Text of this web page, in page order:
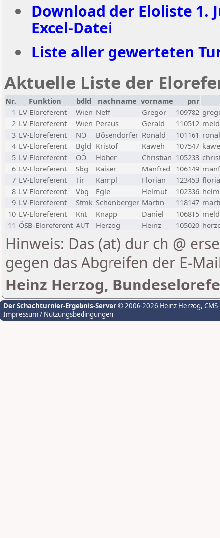
Download der Eloliste 1.
Excel-Datei
Liste aller gewerteten
Aktuelle Liste der
Nr. Funktion bdld nachname vorname
pnr
1 LV-Eloreferent Wien Neff Gregor 109782
2 LV-Eloreferent Wien Peraus Gerald 110512
3 LV-Eloreferent NÖ Bösendorfer Ronald 101161
4 LV-Eloreferent Bgld Kristof Kaweh 107547
5 LV-Eloreferent OÖ Höher Christian 105233
6 LV-Eloreferent Sbg Kaiser Manfred 106149
7 LV-Eloreferent Tir Kampl Florian 123453
8 LV-Eloreferent Vbg Egle Helmut 102336
9 LV-Eloreferent Stmk Schönberger Martin 118147
10 LV-Eloreferent Knt Knapp Daniel 106815
11 ÖSB-Eloreferent AUT Herzog Heinz 105020
Hinweis: Das (at) dur ch @
gegen das Abgreifen der E-
Heinz Herzog,
Der Schachturnier-Ergebnis-Server© 2006-2026 Heinz Herzog,
Impressum / Nutzungsbedingungen